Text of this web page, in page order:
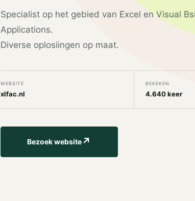
Specialist op het gebied van Excel en Visual
Applications.
Diverse oplosiingen op maat.
WEBSITE
xlfac.nl
BEKEKEN
4.640 keer
Bezoek website↗